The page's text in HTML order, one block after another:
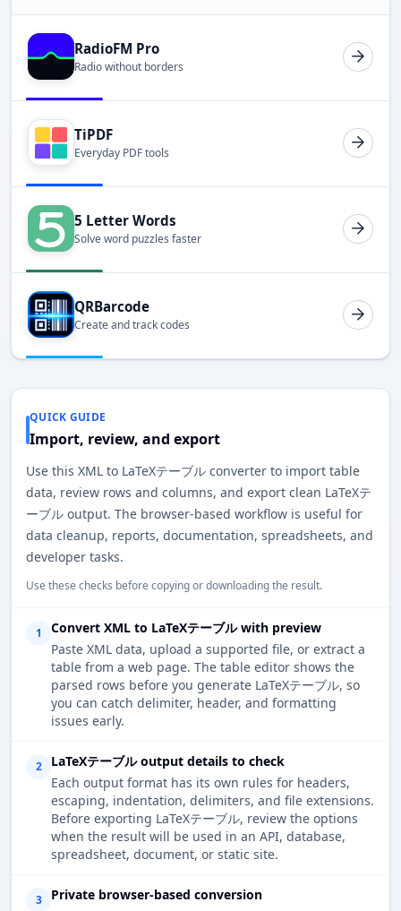
RadioFM Pro
Radio without borders
TiPDF
Everyday PDF tools
5 Letter Words
Solve word puzzles faster
QRBarcode
Create and track codes
QUICK GUIDE
Import, review, and export
Use this XML to LaTeXテーブル converter to import table
data, review rows and columns, and export clean LaTeXテ
ーブル output. The browser-based workflow is useful for
data cleanup, reports, documentation, spreadsheets, and
developer tasks.
Use these checks before copying or downloading the result.
1
Convert XML to LaTeXテーブル with preview
Paste XML data, upload a supported file, or extract a
table from a web page. The table editor shows the
parsed rows before you generate LaTeXテーブル, so
you can catch delimiter, header, and formatting
issues early.
2
LaTeXテーブル output details to check
Each output format has its own rules for headers,
escaping, indentation, delimiters, and file extensions.
Before exporting LaTeXテーブル, review the options
when the result will be used in an API, database,
spreadsheet, document, or static site.
3
Private browser-based conversion